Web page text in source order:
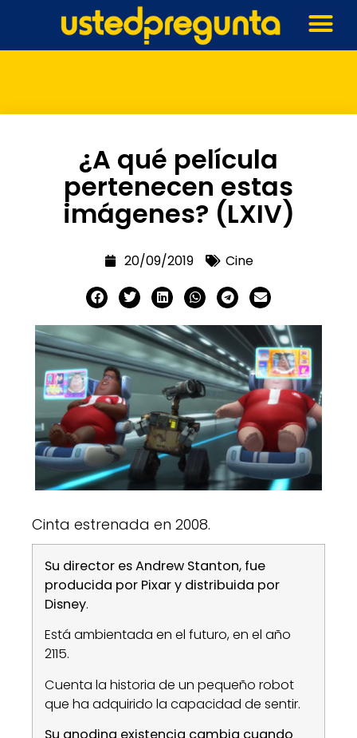
¿A qué película
pertenecen estas
imágenes? (LXIV)
20/09/2019 Cine
Cinta estrenada en 2008.
Su director es Andrew Stanton, fue
producida por Pixar y distribuida por
Disney.
Está ambientada en el futuro, en el año
2115.
Cuenta la historia de un pequeño robot
que ha adquirido la capacidad de sentir.